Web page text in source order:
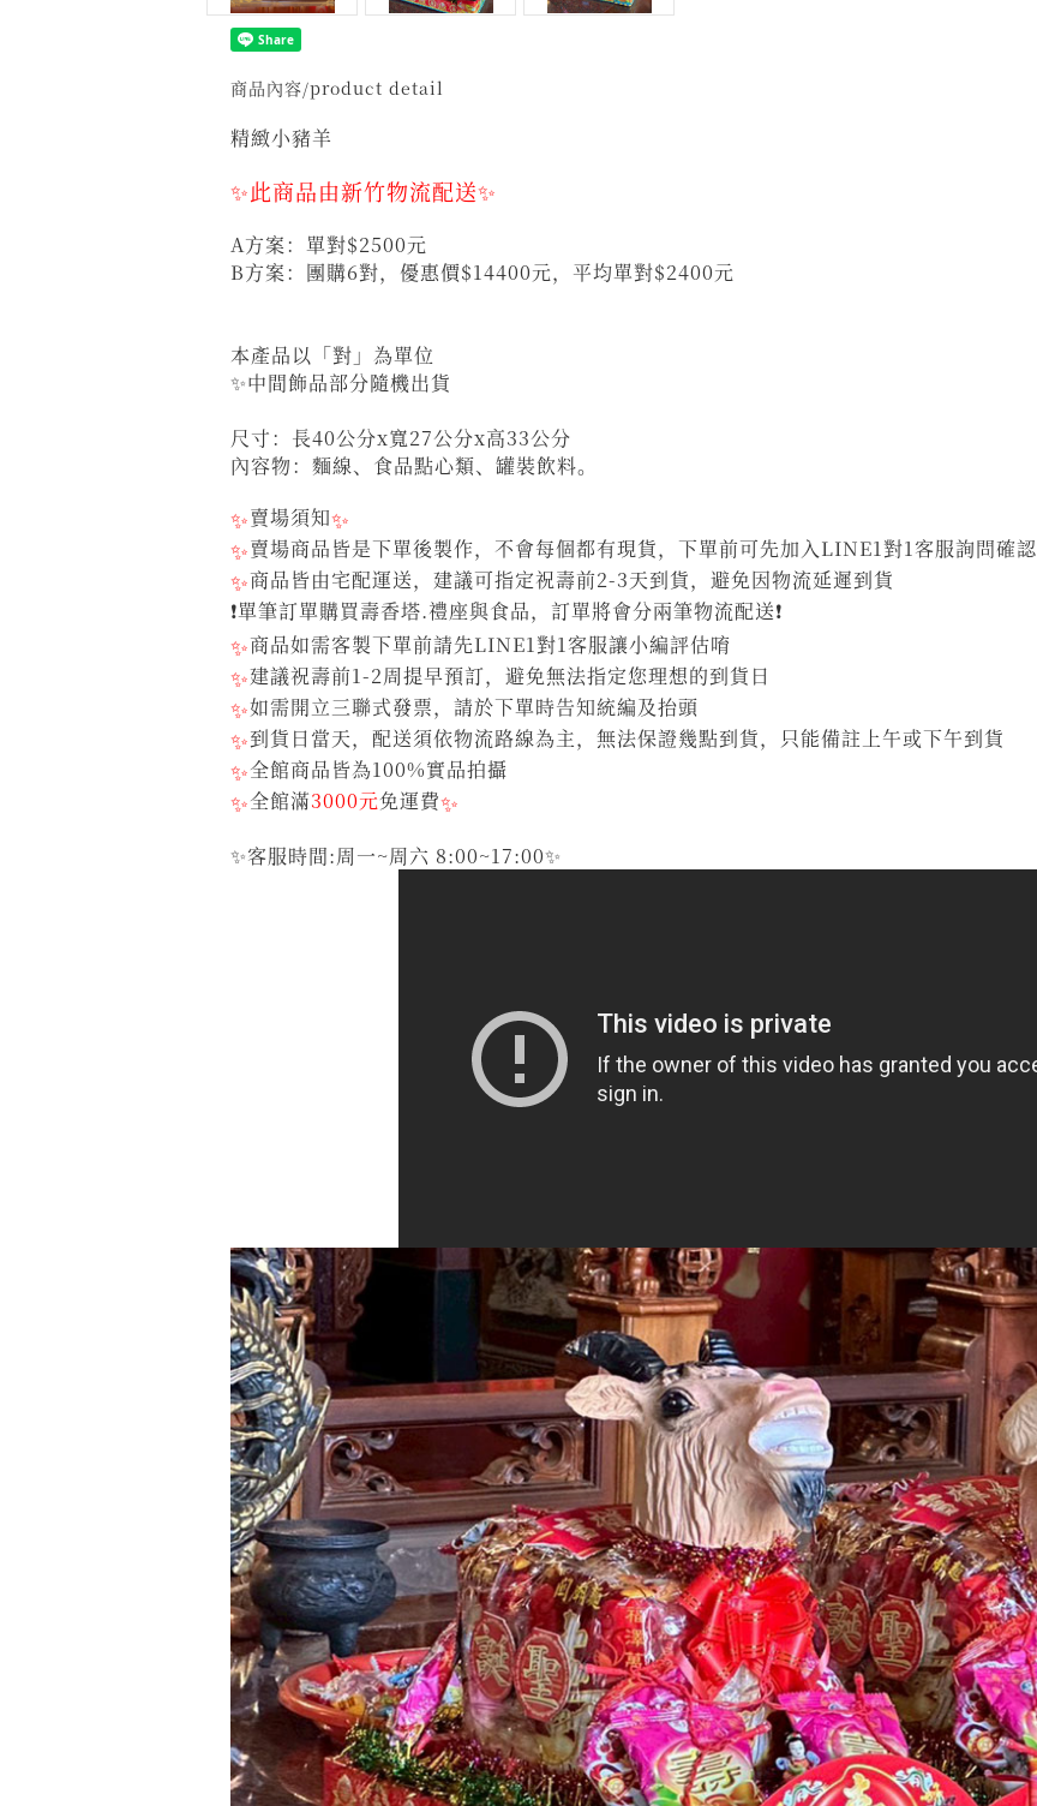
商品內容/product detail
精緻小豬羊
✨此商品由新竹物流配送✨
A方案：單對$2500元
B方案：團購6對，優惠價$14400元，平均單對$2400元
本產品以「對」為單位
✨中間飾品部分隨機出貨
尺寸：長40公分x寬27公分x高33公分
內容物：麵線、食品點心類、罐裝飲料。
✨賣場須知✨
✨賣場商品皆是下單後製作，不會每個都有現貨，下單前可先加入LINE1對1客服詢問確認
✨商品皆由宅配運送，建議可指定祝壽前2-3天到貨，避免因物流延遲到貨
❗單筆訂單購買壽香塔.禮座與食品，訂單將會分兩筆物流配送❗
✨商品如需客製下單前請先LINE1對1客服讓小編評估唷
✨建議祝壽前1-2周提早預訂，避免無法指定您理想的到貨日
✨如需開立三聯式發票，請於下單時告知統編及抬頭
✨到貨日當天，配送須依物流路線為主，無法保證幾點到貨，只能備註上午或下午到貨
✨全館商品皆為100%實品拍攝
✨全館滿3000元免運費✨
✨客服時間:周一~周六 8:00~17:00✨